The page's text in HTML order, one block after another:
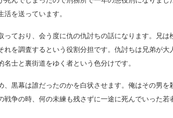
を送っています。
ており、会う度に仇の仇討ちの話になります。兄は
を調査するという役割分担です。仇討ちは兄弟が大
士と裏街道をゆく者という色分けです。
黒幕は誰だったのかを白状させます。俺はその男を
争の時、何の未練も残さずに一途に死んでいった若